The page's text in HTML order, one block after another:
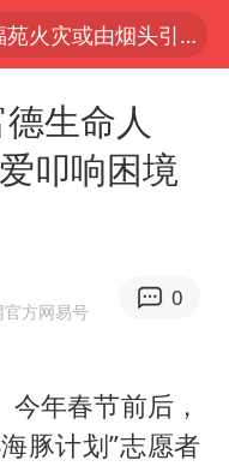
香港宏福苑火灾或由烟头引起
浙江海事局启动Ⅰ级防台应急响应
预计“白海豚”明晚将在浙江舟山到福建福鼎一带沿海登陆
美股创4月份以来最大单周涨幅
生命人
叩响困境
官方网易号
0
年春节前后，
豚计划”志愿者